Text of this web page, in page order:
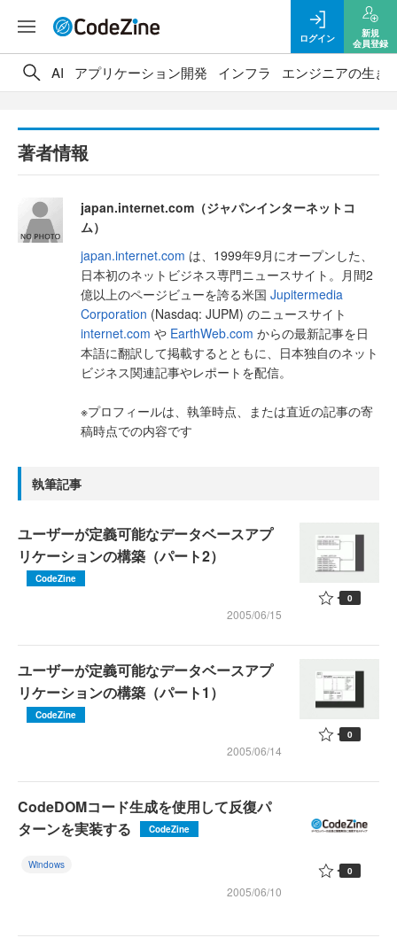
ログイン
新規
会員登録
AI アプリケーション開発 インフラ エンジニアの生き
著者情報
japan.internet.com（ジャパンインターネットコ
ム）
japan.internet.com は、1999年9月にオープンした、
日本初のネットビジネス専門ニュースサイト。月間2
億以上のページビューを誇る米国Jupitermedia
Corporation (Nasdaq: JUPM) のニュースサイト
internet.com や EarthWeb.com からの最新記事を日
本語に翻訳して掲載するとともに、日本独自のネット
ビジネス関連記事やレポートを配信。
※プロフィールは、執筆時点、または直近の記事の寄
稿時点での内容です
執筆記事
ユーザーが定義可能なデータベースアプ
リケーションの構築（パート2）
CodeZine
2005/06/15
0
ユーザーが定義可能なデータベースアプ
リケーションの構築（パート1）
CodeZine
2005/06/14
0
CodeDOMコード生成を使用して反復パ
ターンを実装する
CodeZine
Windows
2005/06/10
0